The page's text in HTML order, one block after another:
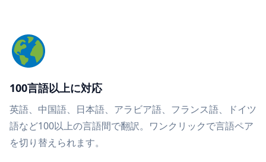
100言語以上に対応
英語、中国語、日本語、アラビア語、フランス語、ドイツ
語など100以上の言語間で翻訳。ワンクリックで言語ペア
を切り替えられます。